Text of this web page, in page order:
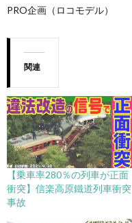
PRO企画（ロコモデル）
関連
【乗車率280％の列車が正面
衝突】信楽高原鐵道列車衝突
事故